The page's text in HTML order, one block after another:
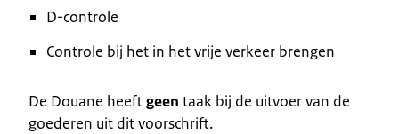
D-controle
Controle bij het in het vrije verkeer brengen
De Douane heeftgeen taak bij de uitvoer van de
goederen uit dit voorschrift.